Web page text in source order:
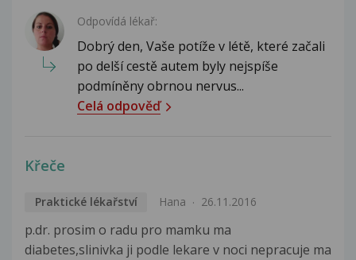
Odpovídá lékař:
Dobrý den, Vaše potíže v létě, které začali
po delší cestě autem byly nejspíše
podmíněny obrnou nervus...
Celá odpověď
Křeče
Praktické lékařství Hana 26.11.2016
p.dr. prosim o radu pro mamku ma
diabetes,slinivka ji podle lekare v noci nepracuje ma